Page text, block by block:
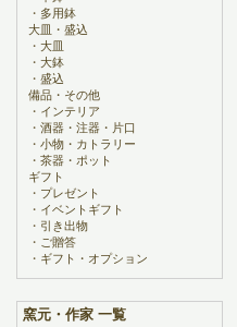
・ 多用鉢
大皿・盛込
・ 大皿
・ 大鉢
・ 盛込
備品・その他
・ インテリア
・ 酒器・注器・片口
・ 小物・カトラリー
・ 茶器・ポット
ギフト
・ プレゼント
・ イベントギフト
・ 引き出物
・ ご贈答
・ ギフト・オプション
窯元・作家 一覧